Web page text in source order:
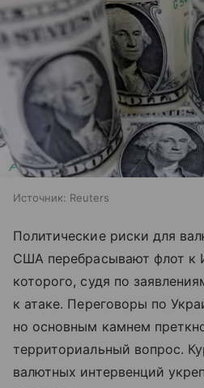
Источник: Reuters
Политические риски для
США перебрасывают флот к
которого, судя по
к атаке. Переговоры по
но основным камнем
территориальный вопрос.
валютных интервенций